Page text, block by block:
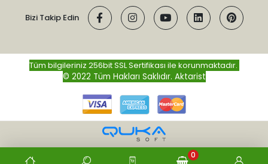
Bizi Takip Edin
Tüm bilgileriniz 256bit SSL Sertifikası ile korunmaktadır.
© 2022 Tüm Hakları Saklıdır. Aktarist
0